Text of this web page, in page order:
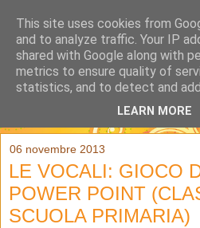
06 novembre 2013
LE VOCALI: GIOCO
POWER POINT
SCUOLA PRIMARIA)
This site uses cookies from
and to analyze traffic. Your IP
shared with Google along with
metrics to ensure quality of
statistics, and to detect and
LEARN MORE